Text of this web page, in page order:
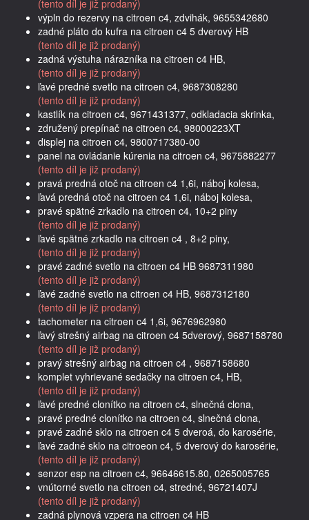
(tento díl je již prodaný)
výpln do rezervy na citroen c4, zdvihák, 9655342680
zadné pláto do kufra na citroen c4 5 dverový HB
(tento díl je již prodaný)
zadná výstuha nárazníka na citroen c4 HB,
(tento díl je již prodaný)
ľavé predné svetlo na citroen c4, 9687308280
(tento díl je již prodaný)
kastlík na citroen c4, 9671431377, odkladacia skrinka,
združený prepínač na citroen c4, 98000223XT
displej na citroen c4, 9800717380-00
panel na ovládanie kúrenia na citroen c4, 9675882277
(tento díl je již prodaný)
pravá predná otoč na citroen c4 1,6i, náboj kolesa,
ľavá predná otoč na citroen c4 1,6i, náboj kolesa,
pravé spätné zrkadlo na citroen c4, 10+2 piny
(tento díl je již prodaný)
ľavé spätné zrkadlo na citroen c4 , 8+2 piny,
(tento díl je již prodaný)
pravé zadné svetlo na citroen c4 HB 9687311980
(tento díl je již prodaný)
ľavé zadné svetlo na citroen c4 HB, 9687312180
(tento díl je již prodaný)
tachometer na citroen c4 1,6i, 9676962980
ľavý strešný airbag na citroen c4 5dverový, 9687158780
(tento díl je již prodaný)
pravý strešný airbag na citroen c4 , 9687158680
komplet vyhrievané sedačky na citroen c4, HB,
(tento díl je již prodaný)
ľavé predné clonítko na citroen c4, slnečná clona,
pravé predné clonítko na citroen c4, slnečná clona,
pravé zadné sklo na citroen c4 5 dveroá, do karosérie,
ľavé zadné sklo na citroeon c4, 5 dverový do karosérie,
(tento díl je již prodaný)
senzor esp na citroen c4, 96646615.80, 0265005765
vnútorné svetlo na citroen c4, stredné, 96721407J
(tento díl je již prodaný)
zadná plynová vzpera na citroen c4 HB